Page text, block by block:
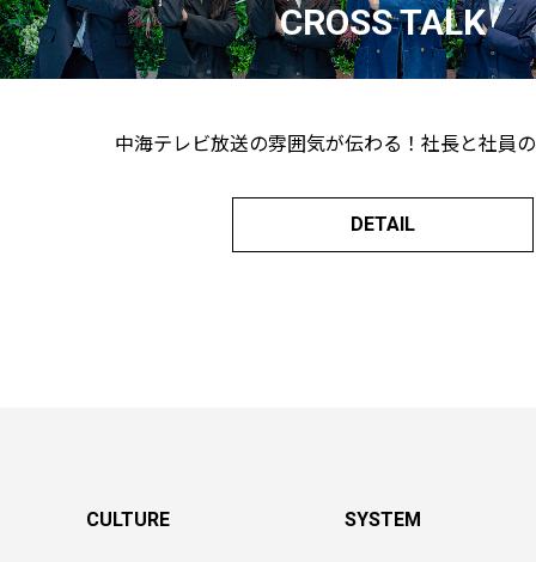
CROSS TALK
中海テレビ放送の雰囲気が伝わる！社長と社員
DETAIL
CULTURE SYSTEM